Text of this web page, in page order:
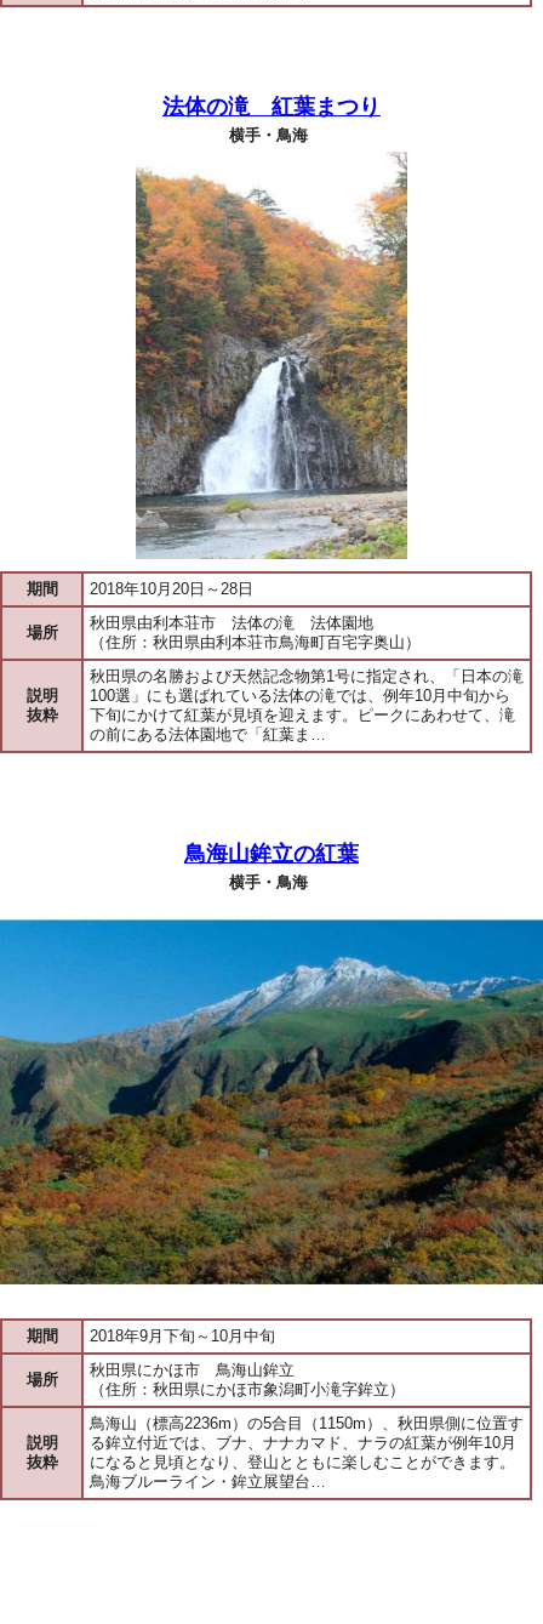
法体の滝 紅葉まつり
横手・鳥海
期間 2018年10月20日～28日
場所
秋田県由利本荘市 法体の滝 法体園地
（住所：秋田県由利本荘市鳥海町百宅字奥山）
説明
抜粋
秋田県の名勝および天然記念物第1号に指定され、「日本の滝
100選」にも選ばれている法体の滝では、例年10月中旬から
下旬にかけて紅葉が見頃を迎えます。ピークにあわせて、滝
の前にある法体園地で「紅葉ま…
鳥海山鉾立の紅葉
横手・鳥海
期間 2018年9月下旬～10月中旬
場所
秋田県にかほ市 鳥海山鉾立
（住所：秋田県にかほ市象潟町小滝字鉾立）
説明
抜粋
鳥海山（標高2236m）の5合目（1150m）、秋田県側に位置す
る鉾立付近では、ブナ、ナナカマド、ナラの紅葉が例年10月
になると見頃となり、登山とともに楽しむことができます。
鳥海ブルーライン・鉾立展望台…